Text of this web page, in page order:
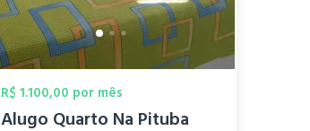
R$ 1.100,00 por mês
Alugo Quarto Na Pituba